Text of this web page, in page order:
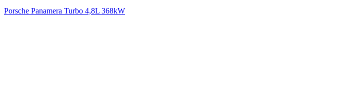
Porsche Panamera Turbo 4,8L 368kW